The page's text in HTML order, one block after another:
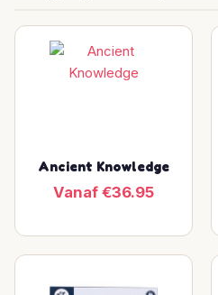
Ancient Knowledge
Vanaf €36.95